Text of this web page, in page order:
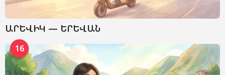
ԱՐԵՎԻԿ — ԵՐԵՎԱՆ
16